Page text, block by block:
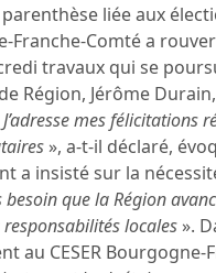
liée aux
Franche-Comté a
travaux qui se
Région, Jérôme
J’adresse mes félicitations
», a-t-il déclaré,
a insisté sur la
besoin que la Région
responsabilités locales ».
au CESER Bourgogne-